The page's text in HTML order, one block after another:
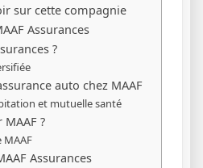
sur cette compagnie
Assurances
?
auto chez MAAF
et mutuelle santé
?
MAAF
Assurances